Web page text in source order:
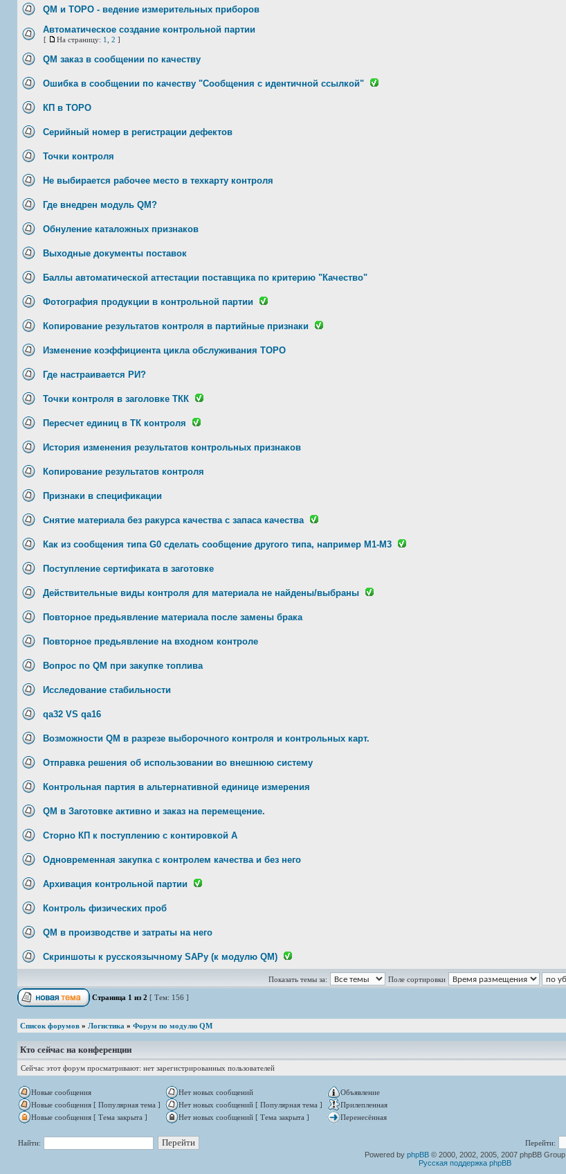
QM и ТОРО - ведение измерительных приборов
Автоматическое создание контрольной партии
[ На страницу: 1 2 ]
QM заказ в сообщении по качеству
Ошибка в сообщении по качеству "Сообщения с идентичной ссылкой"
КП в ТОРО
Серийный номер в регистрации дефектов
Точки контроля
Не выбирается рабочее место в техкарту контроля
Где внедрен модуль QM?
Обнуление каталожных признаков
Выходные документы поставок
Баллы автоматической аттестации поставщика по критерию "Качество"
Фотография продукции в контрольной партии
Копирование результатов контроля в партийные признаки
Изменение коэффициента цикла обслуживания ТОРО
Где настраивается РИ?
Точки контроля в заголовке ТКК
Пересчет единиц в ТК контроля
История изменения результатов контрольных признаков
Копирование результатов контроля
Признаки в спецификации
Снятие материала без ракурса качества с запаса качества
Как из сообщения типа G0 сделать сообщение другого типа, например M1-M3
Поступление сертификата в заготовке
Действительные виды контроля для материала не найдены/выбраны
Повторное предьявление материала после замены брака
Повторное предьявление на входном контроле
Вопрос по QM при закупке топлива
Исследование стабильности
qa32 VS qa16
Возможности QM в разрезе выборочного контроля и контрольных карт.
Отправка решения об использовании во внешнюю систему
Контрольная партия в альтернативной единице измерения
QM в Заготовке активно и заказ на перемещение.
Сторно КП к поступлению с контировкой A
Одновременная закупка с контролем качества и без него
Архивация контрольной партии
Контроль физических проб
QM в производстве и затраты на него
Скриншоты к русскоязычному SAPу (к модулю QM)
Показать темы за: Поле сортировки
Страница 1 из 2 [ Тем: 156 ]
Список форумов » Логистика » Форум по модулю QM
Кто сейчас на конференции
Сейчас этот форум просматривают: нет зарегистрированных пользователей
Новые сообщения Нет новых сообщений
Объявление
Новые сообщения [ Популярная тема ]
Нет новых сообщений [ Популярная тема ]
Прилепленная
Новые сообщения [ Тема закрыта ]
Нет новых сообщений [ Тема закрыта ] Перенесённая
Найти:
Перейти:
Powered by phpBB © 2000, 2002, 2005, 2007 phpBB Group
Русская поддержка phpBB